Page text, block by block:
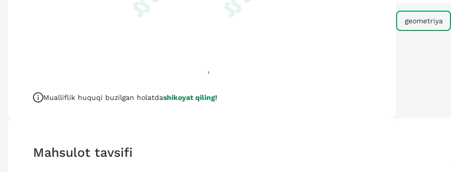
Mualliflik huquqi buzilgan holatdashikoyat qiling!
geometriya
Mahsulot tavsifi